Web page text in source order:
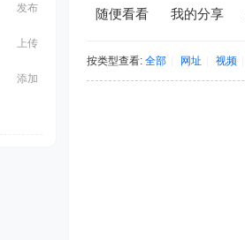
发布
上传
添加
随便看看 我的分享
按类型查看: 全部 网址 视频